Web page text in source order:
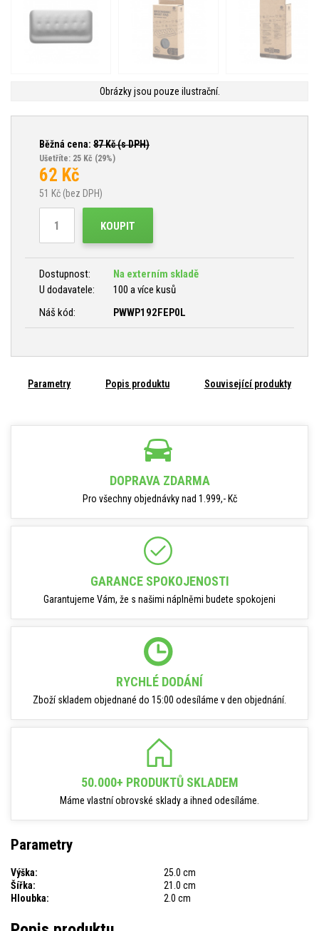
Obrázky jsou pouze ilustrační.
Běžná cena: 87Kč (s DPH)
Ušetříte: 25 Kč (29%)
62 Kč
51 Kč (bez DPH)
KOUPIT
Dostupnost:
Na externím skladě
U dodavatele:
100 a více kusů
Náš kód:
PWWP192FEP0L
Parametry Popis produktu Související produkty
DOPRAVA ZDARMA
Pro všechny objednávky nad 1.999,- Kč
GARANCE SPOKOJENOSTI
Garantujeme Vám, že s našimi náplněmi budete spokojeni
RYCHLÉ DODÁNÍ
Zboží skladem objednané do 15:00 odesíláme v den objednání.
50.000+ PRODUKTŮ SKLADEM
Máme vlastní obrovské sklady a ihned odesíláme.
Parametry
Výška:
25.0 cm
Šířka:
21.0 cm
Hloubka:
2.0 cm